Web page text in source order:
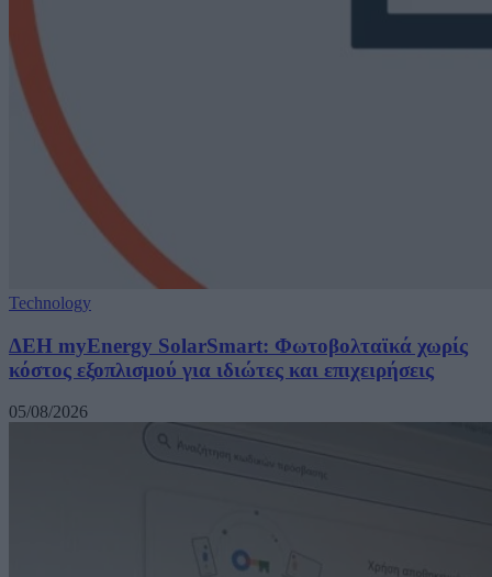
Technology
ΔΕΗ myEnergy SolarSmart: Φωτοβολταϊκά χωρίς
κόστος εξοπλισμού για ιδιώτες και επιχειρήσεις
05/08/2026